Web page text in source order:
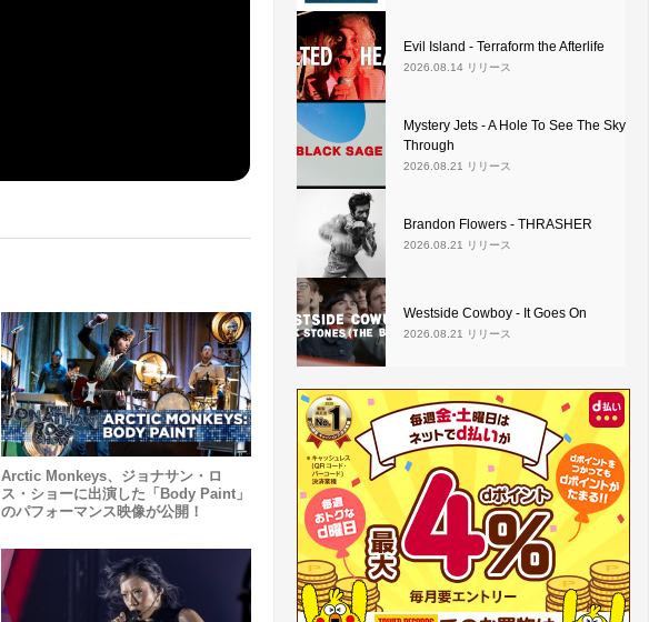
Arctic Monkeys、ジョナサン・ロ
ス・ショーに出演した「Body Paint」
のパフォーマンス映像が公開！
Evil Island - Terraform the Afterlife
2026.08.14 リリース
Mystery Jets - A Hole To See The Sky
Through
2026.08.21 リリース
Brandon Flowers - THRASHER
2026.08.21 リリース
Westside Cowboy - It Goes On
2026.08.21 リリース